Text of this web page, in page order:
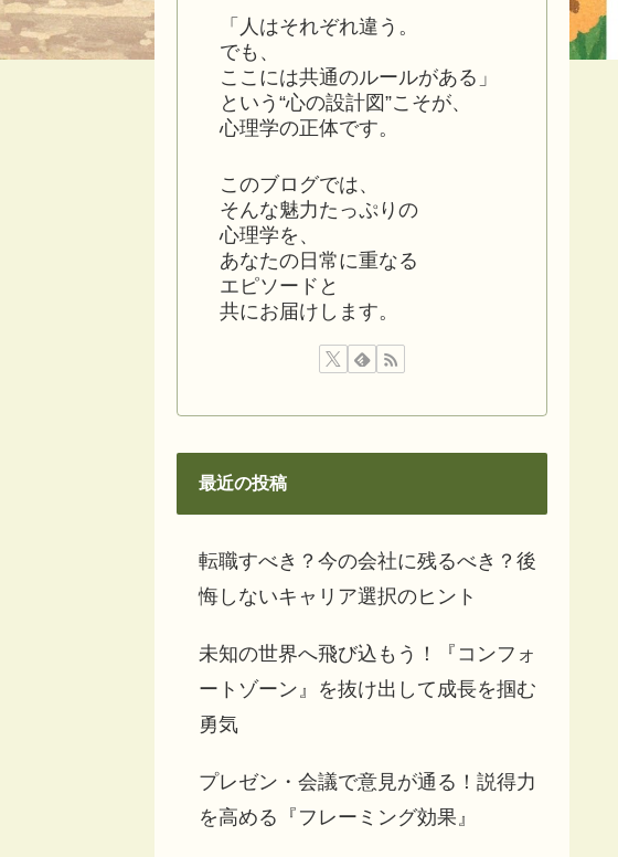
「人はそれぞれ違う。
でも、
ここには共通のルールがある」
という“心の設計図”こそが、
心理学の正体です。
このブログでは、
そんな魅力たっぷりの
心理学を、
あなたの日常に重なる
エピソードと
共にお届けします。
最近の投稿
転職すべき？今の会社に残るべき？後
悔しないキャリア選択のヒント
未知の世界へ飛び込もう！『コンフォ
ートゾーン』を抜け出して成長を掴む
勇気
プレゼン・会議で意見が通る！説得力
を高める『フレーミング効果』